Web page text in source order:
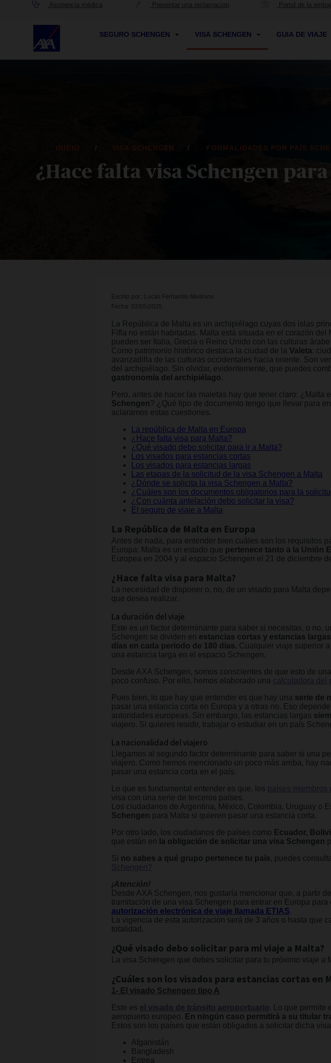
Asistencia médica Presentar una reclamacion Portal de la
SEGURO SCHENGEN VISA SCHENGEN GUIA DE VIAJE
INICIO VISA SCHENGEN FORMALIDADES POR PAÍS
¿Hace falta visa Schengen
Escrito por : Lucas Fernando Medrano
Fecha: 02/05/2025
La República de Malta es un archipiélago cuyas dos islas
Fifla no están habitadas. Malta está situada en el corazón
pueden ser Italia, Grecia o Reino Unido con las culturas
Como patrimonio histórico destaca la ciudad de la Valeta:
avanzadilla de las culturas occidentales hacia oriente. Son
del archipiélago. Sin olvidar, evidentemente, que puedes
gastronomía del archipiélago.
Pero, antes de hacer las maletas hay que tener claro: ¿Malta
Schengen? ¿Qué tipo de documento tengo que llevar para
aclaramos estas cuestiones.
La república de Malta en Europa
¿Hace falta visa para Malta?
¿Qué visado debo solicitar para ir a Malta?
Los visados para estancias cortas
Los visados para estancias largas
Las etapas de la solicitud de la visa Schengen a Malta
¿Dónde se solicita la visa Schengen a Malta?
¿Cuáles son los documentos obligatorios para la
¿Con cuánta antelación debo solicitar la visa?
El seguro de viaje a Malta
La República de Malta en Europa
Antes de nada, para entender bien cuáles son los requisitos
Europa: Malta es un estado que pertenece tanto a la Unión
Europea en 2004 y al espacio Schengen el 21 de diciembre
¿Hace falta visa para Malta?
La necesidad de disponer o, no, de un visado para Malta
que desea realizar.
La duración del viaje
Este es un factor determinante para saber si necesitas, o no,
Schengen se dividen en estancias cortas y estancias
días en cada periodo de 180 días. Cualquier viaje superior
una estancia larga en el espacio Schengen.
Desde AXA Schengen, somos conscientes de que esto de
poco confuso. Por ello, hemos elaborado una calculadora del
Pues bien, lo que hay que entender es que hay una serie de
pasar una estancia corta en Europa y a otras no. Eso
autoridades europeas. Sin embargo, las estancias largas
viajero. Si quieres residir, trabajar o estudiar en un país
La nacionalidad del viajero
Llegamos al segundo factor determinante para saber si una
viajero. Como hemos mencionado un poco más arriba, hay
pasar una estancia corta en el país.
Lo que es fundamental entender es que, los
países miembros
visa con una serie de terceros países.
Los ciudadanos de Argentina, México, Colombia, Uruguay o
Schengen para Malta si quieren pasar una estancia corta.
Por otro lado, los ciudadanos de países como Ecuador,
que están en la obligación de solicitar una visa Schengen
Si no sabes a qué grupo pertenece tu país, puedes
Schengen?
¡Atención!
Desde AXA Schengen, nos gustaría mencionar que, a partir del
tramitación de una visa Schengen para entrar en Europa
autorización electrónica de viaje llamada ETIAS.
La vigencia de esta autorización será de 3 años o hasta
totalidad.
¿Qué visado debo solicitar para mi viaje a Malta?
La visa Schengen que debes solicitar para tu próximo viaje a
¿Cuáles son los visados para estancias cortas en
1- El visado Schengen tipo A
Este es el visado de tránsito aeroportuario. Lo que permite
aeropuerto europeo. En ningún caso permitirá a su titular
Estos son los países que están obligados a solicitar dicha
Afganistán
Bangladesh
Eritrea